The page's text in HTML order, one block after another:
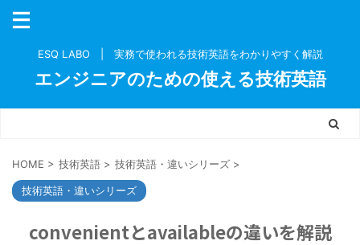
ESQ LABO | 実務で使われる技術英語をわかりやすく解説
エンジニアのための使える技術英語
HOME > 技術英語 > 技術英語・違いシリーズ >
技術英語・違いシリーズ
convenientとavailableの違いを解説